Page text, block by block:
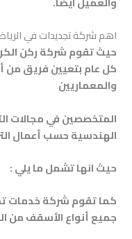
اهم شركة تجديدات في
حيث تقوم شركة ركن
كل عام بتعيين فريق من
والمعماريين
المتخصصين في مجالات
الهندسية حسب أعمال
حيث انها تشمل ما يلي:
كما تقوم شركة خدمات
جميع أنواع الأسقف من